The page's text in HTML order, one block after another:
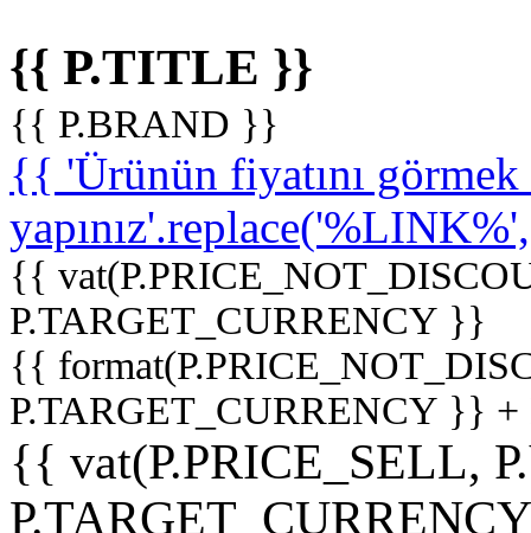
{{ P.TITLE }}
{{ P.BRAND }}
{{ 'Ürünün fiyatını
{{
P.TARGET_CURRENCY }}
{{
P.TARGET_CURRENCY }}
{{ vat(P.PRICE_SELL,